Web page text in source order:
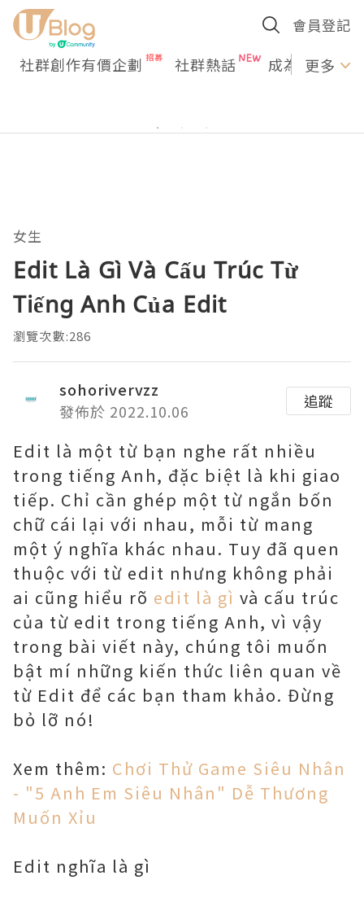
會員登記
社群創作有價企劃 社群熱話 成為U更多
女生
Edit Là Gì Và Cấu Trúc Từ
Tiếng Anh Của Edit
瀏覽次數:286
sohorivervzz
發佈於 2022.10.06
追蹤
Edit là một từ bạn nghe rất nhiều
trong tiếng Anh, đặc biệt là khi giao
tiếp. Chỉ cần ghép một từ ngắn bốn
chữ cái lại với nhau, mỗi từ mang
một ý nghĩa khác nhau. Tuy đã quen
thuộc với từ edit nhưng không phải
ai cũng hiểu rõ edit là gì và cấu trúc
của từ edit trong tiếng Anh, vì vậy
trong bài viết này, chúng tôi muốn
bật mí những kiến ​​thức liên quan về
từ Edit để các bạn tham khảo. Đừng
bỏ lỡ nó!
Xem thêm: Chơi Thử Game Siêu Nhân
- "5 Anh Em Siêu Nhân" Dễ Thương
Muốn Xỉu
Edit nghĩa là gì